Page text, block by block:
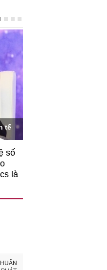
Hoàng Quang Phòng - Phó
""Theo tôi, cần sự thay
nghiệp cần coi quan hệ
triển..."